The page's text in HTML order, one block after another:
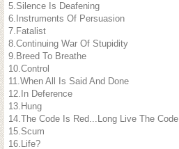
5.Silence Is Deafening
6.Instruments Of Persuasion
7.Fatalist
8.Continuing War Of Stupidity
9.Breed To Breathe
10.Control
11.When All Is Said And Done
12.In Deference
13.Hung
14.The Code Is Red...Long Live The Code
15.Scum
16.Life?